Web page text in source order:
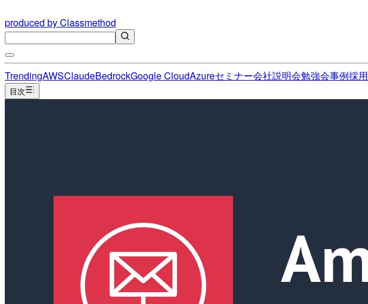
produced by Classmethod
TrendingAWSClaudeBedrockGoogle CloudAzureセミナー会社説明会勉強会事例採用
目次